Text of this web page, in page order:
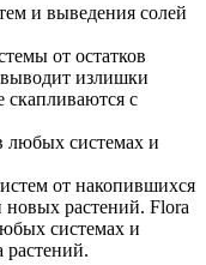
и выведения солей
от остатков
излишки
скапливаются с
любых системах и
от накопившихся
новых растений. Flora
системах и
растений.